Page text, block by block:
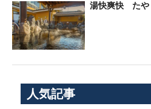
湯快爽快 たや
人気記事